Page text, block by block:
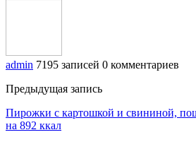
admin 7195 записей 0 комментариев
Предыдущая запись
Пирожки с картошкой и свининой,
на 892 ккал